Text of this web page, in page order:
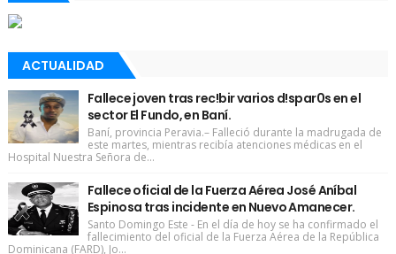
ACTUALIDAD
Fallece joven tras rec!bir varios d!spar0s en el
sector El Fundo, en Baní.
Baní, provincia Peravia.– Falleció durante la madrugada de
este martes, mientras recibía atenciones médicas en el
Hospital Nuestra Señora de...
Fallece oficial de la Fuerza Aérea José Aníbal
Espinosa tras incidente en Nuevo Amanecer.
Santo Domingo Este - En el día de hoy se ha confirmado el
fallecimiento del oficial de la Fuerza Aérea de la República
Dominicana (FARD), Jo...